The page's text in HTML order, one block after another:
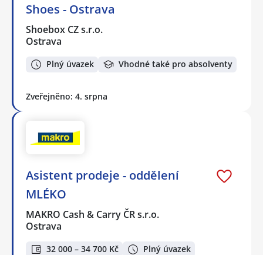
Shoes - Ostrava
Shoebox CZ s.r.o.
Ostrava
Plný úvazek Vhodné také pro absolventy
Zveřejněno: 4. srpna
Asistent prodeje - oddělení
MLÉKO
MAKRO Cash & Carry ČR s.r.o.
Ostrava
32 000 – 34 700 Kč Plný úvazek